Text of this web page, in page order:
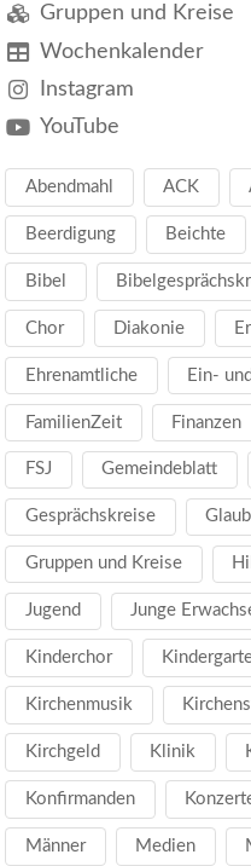
Gruppen und Kreise
Wochenkalender
Instagram
YouTube
Abendmahl ACK
Beerdigung Beichte
Bibel
Chor Diakonie
Ehrenamtliche Ein-
FamilienZeit Finanzen
FSJ Gemeindeblatt
Gesprächskreise
Gruppen und Kreise
Jugend Junge
Kinderchor
Kirchenmusik
Kirchgeld Klinik
Konfirmanden
Männer Medien